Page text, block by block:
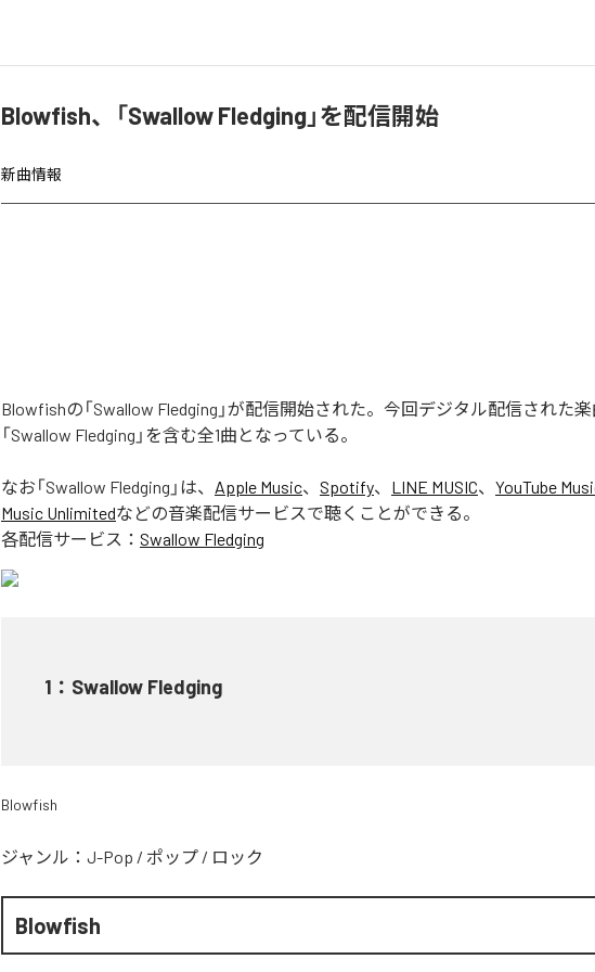
Blowfish、「Swallow Fledging」を配信開始
新曲情報
Blowfishの「Swallow Fledging」が配信開始された。今回デジタル配信された楽
「Swallow Fledging」を含む全1曲となっている。
なお「Swallow Fledging 」は、 Apple Music、 Spotify、 LINE MUSIC、 YouTube
Music Unlimitedなどの音楽配信サービスで聴くことができる。
各配信サービス： Swallow Fledging
1 ： Swallow Fledging
Blowfish
ジャンル： J-Pop / ポップ / ロック
Blowfish